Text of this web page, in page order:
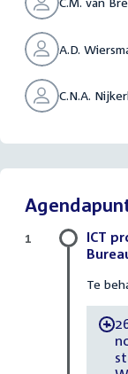
A.D.
C.N.A.
ICT
Te
-
1